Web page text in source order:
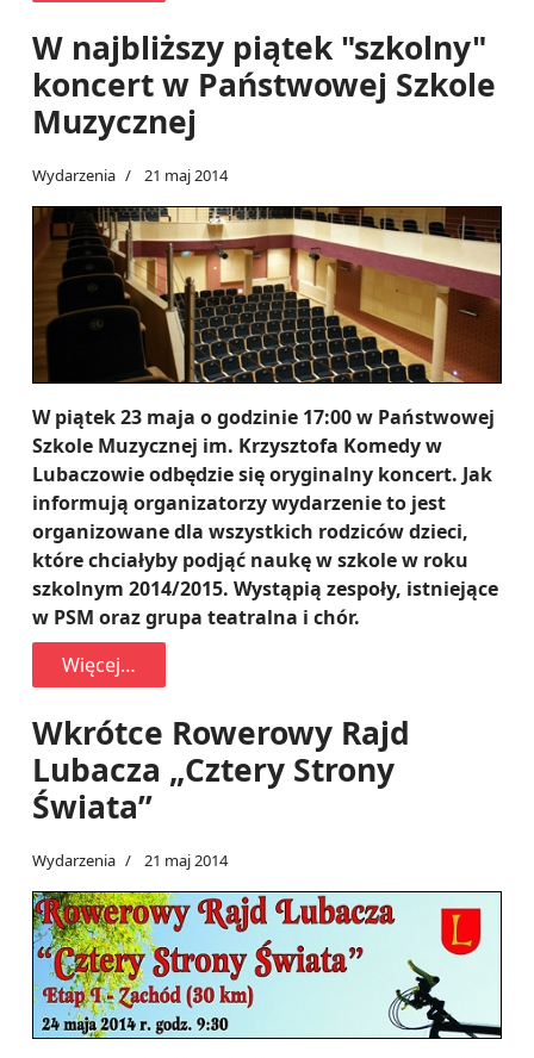
W najbliższy piątek "szkolny"
koncert w Państwowej Szkole
Muzycznej
Wydarzenia 21 maj 2014
W piątek 23 maja o godzinie 17:00 w Państwowej
Szkole Muzycznej im. Krzysztofa Komedy w
Lubaczowie odbędzie się oryginalny koncert. Jak
informują organizatorzy wydarzenie to jest
organizowane dla wszystkich rodziców dzieci,
które chciałyby podjąć naukę w szkole w roku
szkolnym 2014/2015. Wystąpią zespoły, istniejące
w PSM oraz grupa teatralna i chór.
Więcej…
Wkrótce Rowerowy Rajd
Lubacza „Cztery Strony
Świata”
Wydarzenia 21 maj 2014